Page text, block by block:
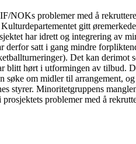
NOKs problemer med å
gitt
har idrett og integrering av
derfor satt i gang mindre
Det kan derimot
blitt hørt i utformingen av tilbud.
søke om midler til arrangement,
styrer. Minoritetgruppens
problemer med å